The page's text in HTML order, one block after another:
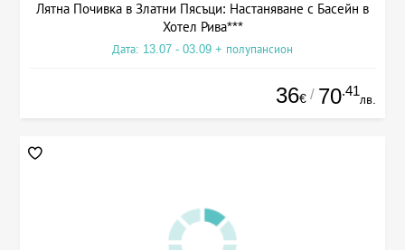
Лятна Почивка в Златни Пясъци: Настаняване с Басейн в
Хотел Рива***
Дата: 13.07 - 03.09 + полупансион
36€ / 70.41
лв.